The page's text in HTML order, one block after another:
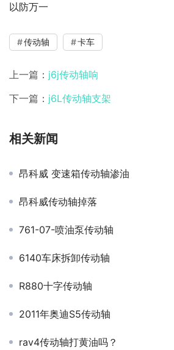
以防万一
传动轴 卡车
上一篇： j6j传动轴响
下一篇： j6L传动轴支架
相关新闻
昂科威 变速箱传动轴渗油
昂科威传动轴掉落
761-07-喷油泵传动轴
6140车床拆卸传动轴
R880十字传动轴
2011年奥迪S5传动轴
rav4传动轴打黄油吗？